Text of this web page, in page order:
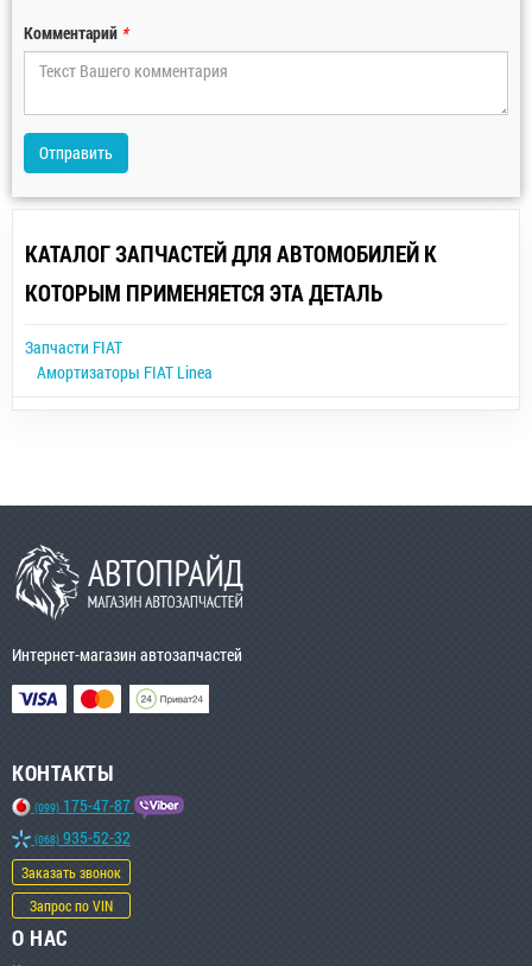
Комментарий *
Отправить
КАТАЛОГ ЗАПЧАСТЕЙ ДЛЯ АВТОМОБИЛЕЙ К
КОТОРЫМ ПРИМЕНЯЕТСЯ ЭТА ДЕТАЛЬ
Запчасти FIAT
Амортизаторы FIAT Linea
Интернет-магазин автозапчастей
КОНТАКТЫ
(099) 175-47-87
(068) 935-52-32
Заказать звонок
Запрос по VIN
О НАС